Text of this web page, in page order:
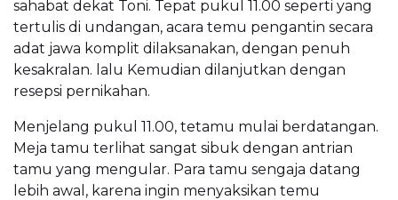
sahabat dekat Toni. Tepat pukul 11.00 seperti yang
tertulis di undangan, acara temu pengantin secara
adat jawa komplit dilaksanakan, dengan penuh
kesakralan. lalu Kemudian dilanjutkan dengan
resepsi pernikahan.
Menjelang pukul 11.00, tetamu mulai berdatangan.
Meja tamu terlihat sangat sibuk dengan antrian
tamu yang mengular. Para tamu sengaja datang
lebih awal, karena ingin menyaksikan temu